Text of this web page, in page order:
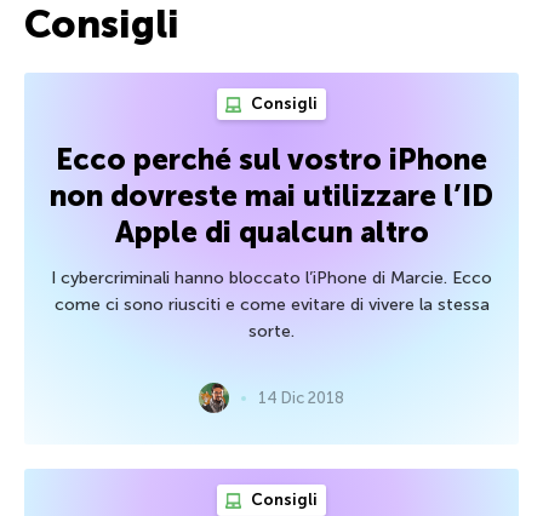
Consigli
Consigli
Ecco perché sul vostro iPhone
non dovreste mai utilizzare l’ID
Apple di qualcun altro
I cybercriminali hanno bloccato l’iPhone di Marcie. Ecco
come ci sono riusciti e come evitare di vivere la stessa
sorte.
14 Dic 2018
Consigli